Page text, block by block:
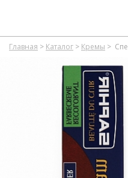
Главная > Каталог > Кремы >